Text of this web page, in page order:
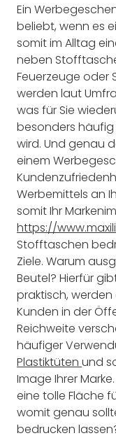
Ein
beliebt, wenn es
somit im Alltag
neben
Feuerzeuge oder
werden laut
was für Sie
besonders
wird. Und genau
einem
Werbemittels an
somit Ihr
https://
Stofftaschen
Ziele. Warum
Beutel? Hierfür
praktisch,
Kunden in der
Reichweite
häufiger
Plastiktüten und
Image Ihrer
eine tolle Fläche
womit genau
bedrucken